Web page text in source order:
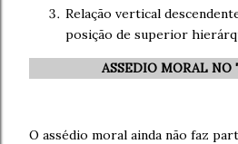
Relação vertical
posição de superior
ASSEDIO MORAL NO
O assédio moral ainda não faz